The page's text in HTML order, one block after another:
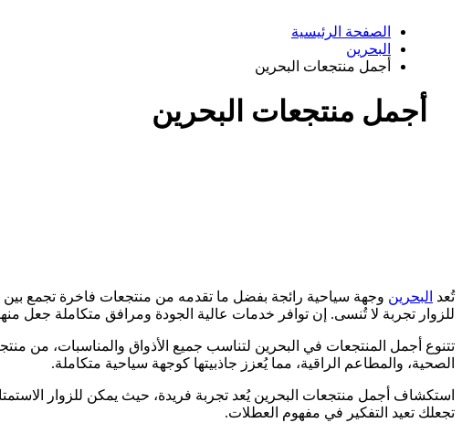
الصفحة الرئيسية
البحرين
أجمل منتجعات البحرين
أجمل منتجعات البحرين
تُعد البحرين وجهة سياحية رائجة بفضل ما تقدمه من منتجعات فاخرة تجمع بين
للزوار تجربة لا تُنسى. إن توافر خدمات عالية الجودة ومرافق متكاملة جعل
تتنوع أجمل المنتجعات في البحرين لتناسب جميع الأذواق والمناسبات، من
الصحية، والمطاعم الراقية، مما يُعزز جاذبيتها كوجهة سياحية متكاملة.
استكشاف أجمل منتجعات البحرين يُعد تجربة فريدة، حيث يمكن للزوار
تجعلك تعيد التفكير في مفهوم العطلات.